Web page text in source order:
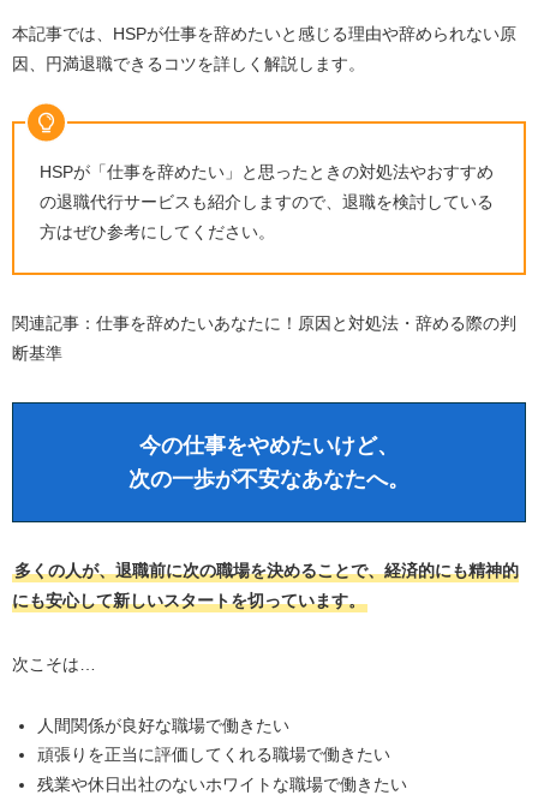
本記事では、HSPが仕事を辞めたいと感じる理由や辞められない原
因、円満退職できるコツを詳しく解説します。
HSPが「仕事を辞めたい」と思ったときの対処法やおすすめ
の退職代行サービスも紹介しますので、退職を検討している
方はぜひ参考にしてください。
関連記事： 仕事を辞めたいあなたに！原因と対処法・辞める際の判
断基準
今の仕事をやめたいけど、
次の一歩が不安なあなたへ。
多くの人が、退職前に次の職場を決めることで、経済的にも精神的
にも安心して新しいスタートを切っています。
次こそは…
人間関係が良好な職場で働きたい
頑張りを正当に評価してくれる職場で働きたい
残業や休日出社のないホワイトな職場で働きたい